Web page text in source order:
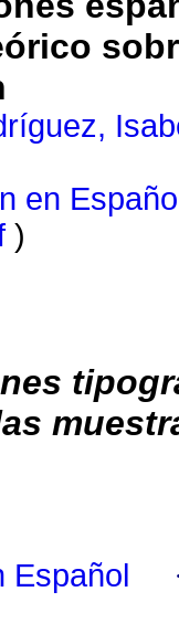
en
)
Español